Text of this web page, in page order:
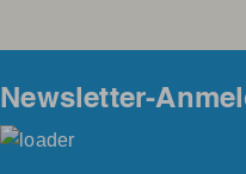
Newsletter-